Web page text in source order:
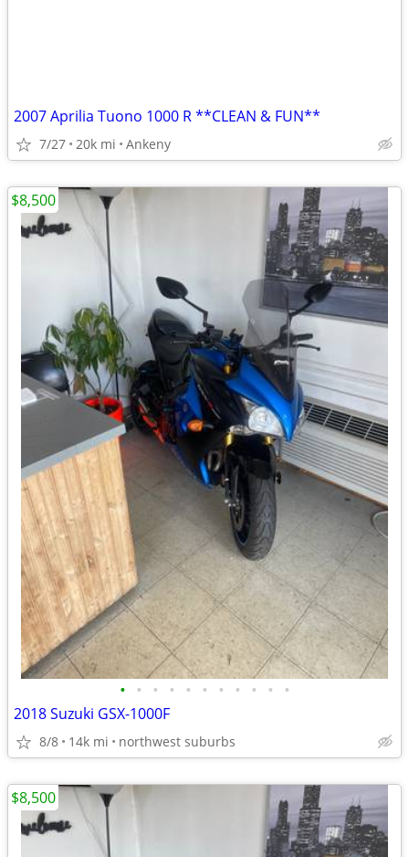
2007 Aprilia Tuono 1000 R **CLEAN & FUN**
7/27 20k mi Ankeny
• • • • • • • • • • •
2018 Suzuki GSX-1000F
8/8 14k mi northwest suburbs
$8,500
$8,500